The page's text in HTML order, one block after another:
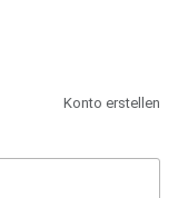
Konto erstellen